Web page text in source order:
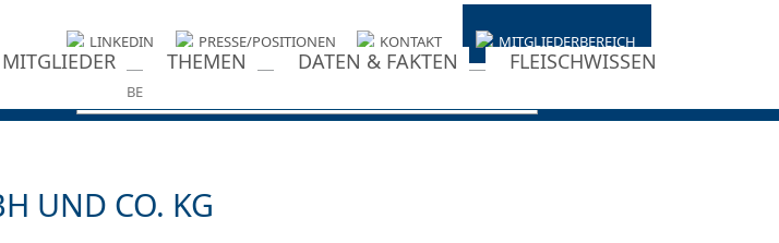
LINKEDIN PRESSE/POSITIONEN KONTAKT MITGLIEDERBEREICH
MITGLIEDER THEMEN DATEN & FAKTEN FLEISCHWISSEN
UND CO. KG